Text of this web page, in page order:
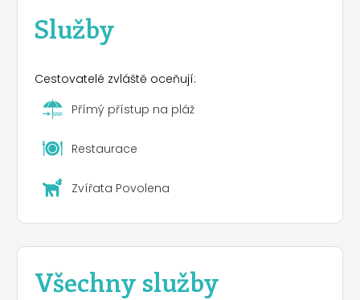
Služby
Cestovatelé zvláště oceňují:
Přímý přístup na pláž
Restaurace
Zvířata Povolena
Všechny služby